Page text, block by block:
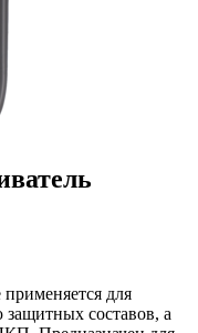
для
составов, а